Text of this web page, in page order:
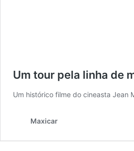
Um tour pela linha de
Um histórico filme do cineasta Jean
Maxicar